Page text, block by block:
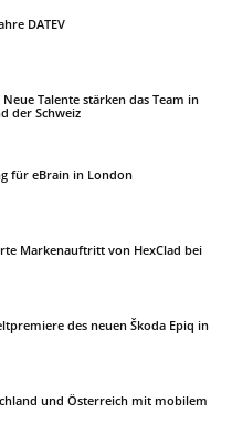
DATEV
Neue Talente stärken das Team in
der Schweiz
für eBrain in London
Markenauftritt von HexClad bei
des neuen Škoda Epiq in
und Österreich mit mobilem